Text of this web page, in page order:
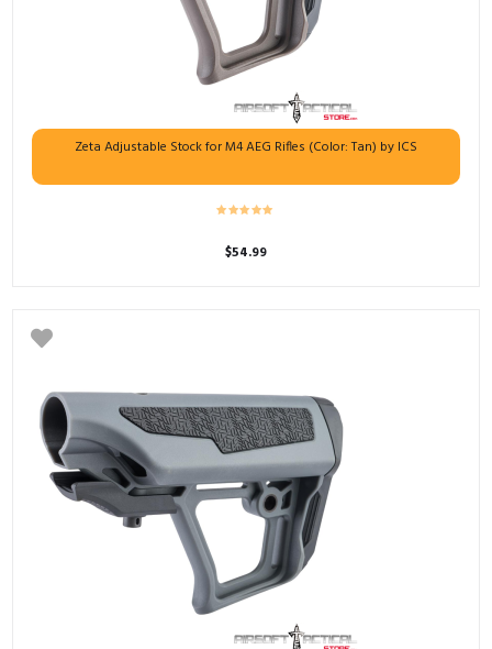
Zeta Adjustable Stock for M4 AEG Rifles (Color: Tan) by ICS
$54.99